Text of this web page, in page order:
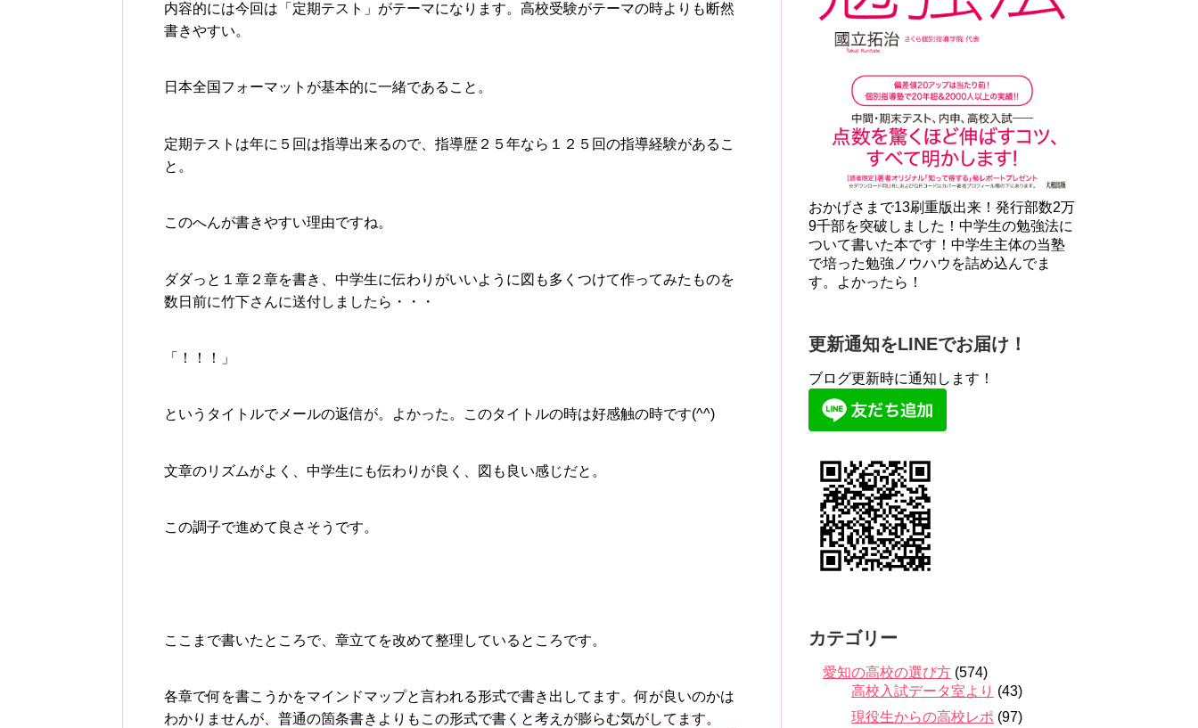
内容的には今回は「定期テスト」がテーマになります。高校受験がテーマの時よりも断然
書きやすい。
日本全国フォーマットが基本的に一緒であること。
定期テストは年に５回は指導出来るので、指導歴２５年なら１２５回の指導経験があるこ
と。
このへんが書きやすい理由ですね。
ダダっと１章２章を書き、中学生に伝わりがいいように図も多くつけて作ってみたものを
数日前に竹下さんに送付しましたら・・・
「！！！」
というタイトルでメールの返信が。よかった。このタイトルの時は好感触の時です(^^)
文章のリズムがよく、中学生にも伝わりが良く、図も良い感じだと。
この調子で進めて良さそうです。
ここまで書いたところで、章立てを改めて整理しているところです。
各章で何を書こうかをマインドマップと言われる形式で書き出してます。何が良いのかは
わかりませんが、普通の箇条書きよりもこの形式で書くと考えが膨らむ気がしてます。
おかげさまで13刷重版出来！発行部数2万
9千部を突破しました！中学生の勉強法に
ついて書いた本です！中学生主体の当塾
で培った勉強ノウハウを詰め込んでま
す。よかったら！
更新通知をLINEでお届け！
ブログ更新時に通知します！
カテゴリー
愛知の高校の選び方 (574)
高校入試データ室より (43)
現役生からの高校レポ (97)